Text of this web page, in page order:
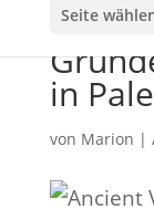
Seite
Kreta
in
von Marion |